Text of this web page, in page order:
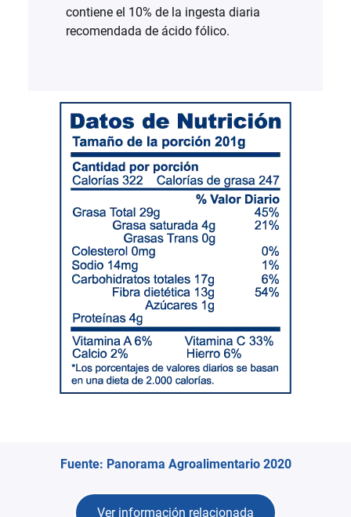
contiene el 10% de la ingesta diaria
recomendada de ácido fólico.
Fuente: Panorama Agroalimentario 2020
Ver información relacionada